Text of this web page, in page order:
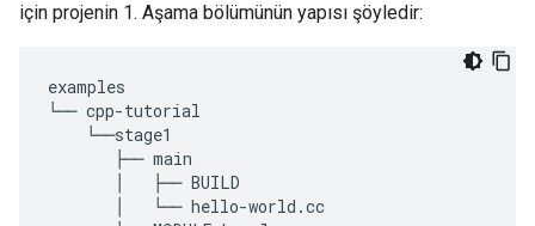
için projenin 1. Aşama bölümünün yapısı şöyledir:
examples
└── cpp-tutorial
    └──stage1
       ├── main
       │   ├── BUILD
       │   └── hello-world.cc